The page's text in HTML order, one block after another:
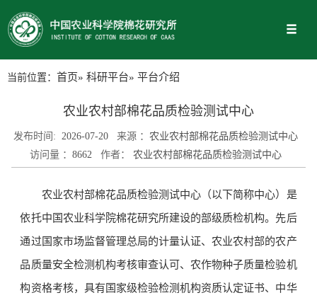
当前位置： 首页» 科研平台» 平台介绍
农业农村部棉花品质检验测试中心
发布时间: 2026-07-20 来源 ：农业农村部棉花品质检验测试中心
访问量 ： 8662 作者： 农业农村部棉花品质检验测试中心
农业农村部棉花品质检验测试中心（以下简称中心）是
依托中国农业科学院棉花研究所建设的部级质检机构。先后
通过国家市场监督管理总局的计量认证、农业农村部的农产
品质量安全检测机构考核审查认可、农作物种子质量检验机
构资格考核，具有国家级检验检测机构资质认定证书、中华